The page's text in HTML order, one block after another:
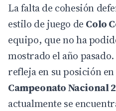
La falta de cohesión
estilo de juego de Colo
equipo, que no ha
mostrado el año
refleja en su posición
Campeonato Nacional
actualmente se